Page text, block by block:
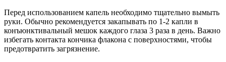
Перед использованием капель необходимо тщательно вымыть
руки. Обычно рекомендуется закапывать по 1-2 капли в
конъюнктивальный мешок каждого глаза 3 раза в день. Важно
избегать контакта кончика флакона с поверхностями, чтобы
предотвратить загрязнение.